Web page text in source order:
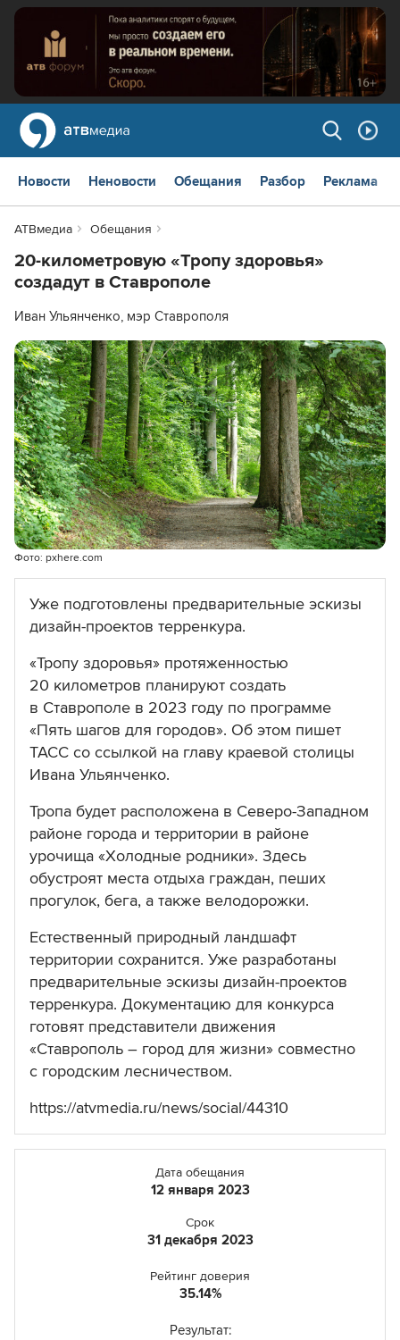
Новости Неновости Обещания Разбор Реклама
АТВмедиа Обещания
20-километровую «Тропу здоровья»
создадут в Ставрополе
Иван Ульянченко, мэр Ставрополя
Фото: pxhere.com
Уже подготовлены предварительные эскизы
дизайн-проектов терренкура.
«Тропу здоровья» протяженностью
20 километров планируют создать
в Ставрополе в 2023 году по программе
«Пять шагов для городов». Об этом пишет
ТАСС со ссылкой на главу краевой столицы
Ивана Ульянченко.
Тропа будет расположена в Северо-Западном
районе города и территории в районе
урочища «Холодные родники». Здесь
обустроят места отдыха граждан, пеших
прогулок, бега, а также велодорожки.
Естественный природный ландшафт
территории сохранится. Уже разработаны
предварительные эскизы дизайн-проектов
терренкура. Документацию для конкурса
готовят представители движения
«Ставрополь – город для жизни» совместно
с городским лесничеством.
https://atvmedia.ru/news/social/44310
Дата обещания
12 января 2023
Срок
31 декабря 2023
Рейтинг доверия
35.14
Результат: